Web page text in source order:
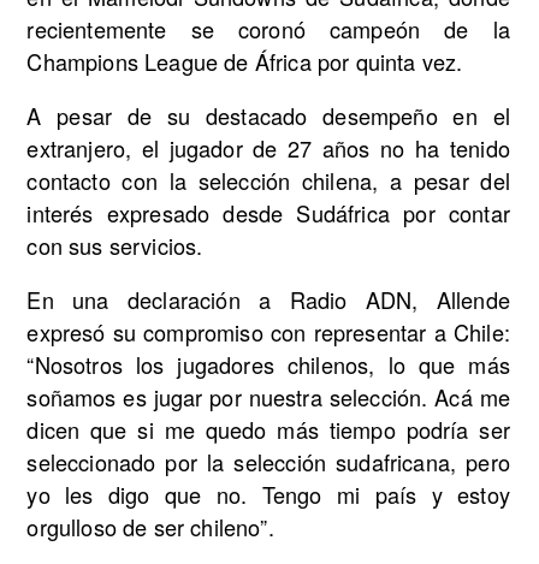
recientemente se coronó campeón de la
Champions League de África por quinta vez.
A pesar de su destacado desempeño en el
extranjero, el jugador de 27 años no ha tenido
contacto con la selección chilena, a pesar del
interés expresado desde Sudáfrica por contar
con sus servicios.
En una declaración a Radio ADN, Allende
expresó su compromiso con representar a Chile:
“Nosotros los jugadores chilenos, lo que más
soñamos es jugar por nuestra selección. Acá me
dicen que si me quedo más tiempo podría ser
seleccionado por la selección sudafricana, pero
yo les digo que no. Tengo mi país y estoy
orgulloso de ser chileno”.